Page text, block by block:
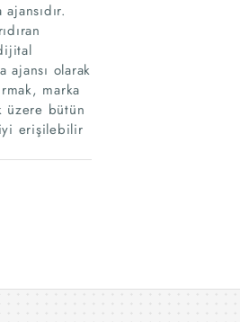
ajansı olarak
marka
üzere bütün
erişilebilir